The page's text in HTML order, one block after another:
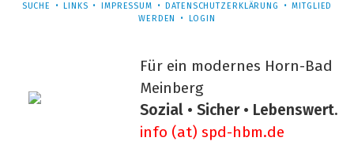
NAVIGATION
SUCHE LINKS IMPRESSUM DATENSCHUTZERKLÄRUNG
MITGLIED
WERDEN
LOGIN
Für ein modernes Horn-Bad
Meinberg
Sozial • Sicher • Lebenswert.
info (at) spd-hbm.de